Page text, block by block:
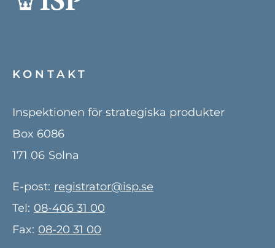
KONTAKT
Inspektionen för strategiska produkter
Box 6086
171 06 Solna
E-post: registrator@isp.se
Tel: 08-406 31 00
Fax: 08-20 31 00